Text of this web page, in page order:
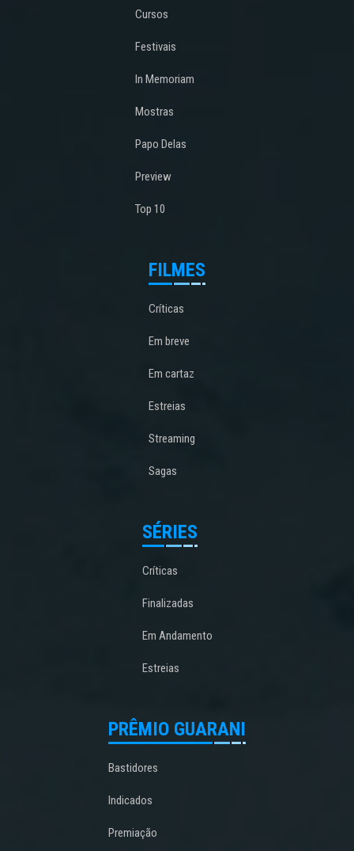
Cursos
Festivais
In Memoriam
Mostras
Papo Delas
Preview
Top 10
FILMES
Críticas
Em breve
Em cartaz
Estreias
Streaming
Sagas
SÉRIES
Críticas
Finalizadas
Em Andamento
Estreias
PRÊMIO GUARANI
Bastidores
Indicados
Premiação